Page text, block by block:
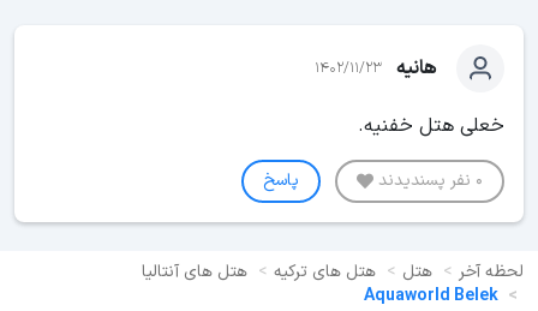
هانیه 1402/11/23
خعلی هتل خفنیه.
0 نفر پسندیدند پاسخ
لحظه آخر هتل هتل های ترکیه
هتل های آنتالیا
Aquaworld Belek